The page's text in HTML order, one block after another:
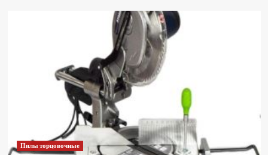
Пилы торцовочные